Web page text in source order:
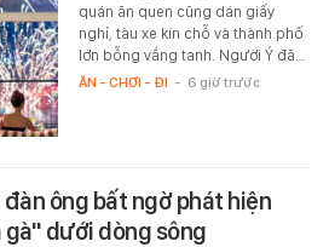
quán ăn quen cũng dán giấy
nghỉ, tàu xe kín chỗ và thành phố
lớn bỗng vắng tanh. Người Ý đã…
ĂN - CHƠI - ĐI - 6 giờ trước
ông bất ngờ phát hiện
dưới dòng sông